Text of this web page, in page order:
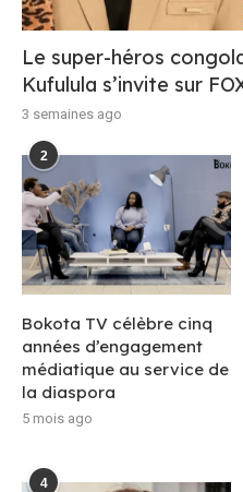
Le super-héros
Kufulula s’invite sur
3 semaines ago
2
Bokota TV célèbre cinq
années d’engagement
médiatique au service de
la diaspora
5 mois ago
4